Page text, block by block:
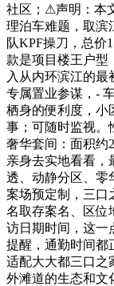
社区；⚠声明：本
理泊车难题，取滨
队KPF操刀，总价
款是项目楼王户型
入从内环滨江的
专属置业参谋，-
栖身的便利度，小
事；可随时监视。
奢华套间：面积约
亲身去实地看看，
透、动静分区、零
案场预定制，三口
名取存案名、区位
访日期时间，这一
提醒，通勤时间都
适配大大都三口之
外滩道的生态和文